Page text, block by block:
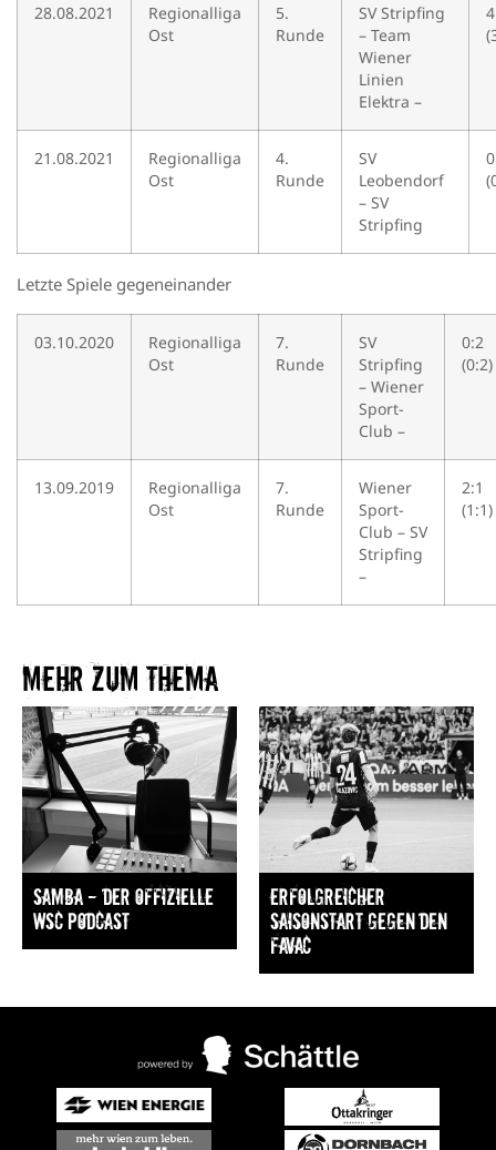
28.08.2021
Regionalliga
Ost
5.
Runde
SV Stripfing
– Team
Wiener
Linien
Elektra –
21.08.2021
Regionalliga
Ost
4.
Runde
SV
Leobendorf
– SV
Stripfing
Letzte Spiele gegeneinander
03.10.2020
Regionalliga
Ost
7.
Runde
SV
Stripfing
– Wiener
Sport-
Club –
0:2
(0:2)
13.09.2019
Regionalliga
Ost
7.
Runde
Wiener
Sport-
Club – SV
Stripfing
–
2:1
(1:1)
Mehr zum Thema​
Samba — Der offizielle
WSC Podcast
Erfolgreicher
Saisonstart gegen den
FavAC